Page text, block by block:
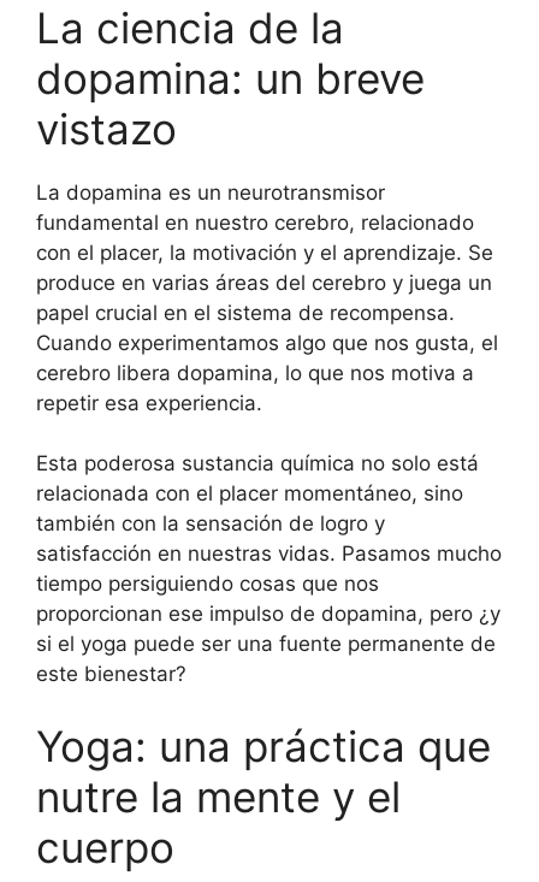
La ciencia de la
dopamina: un breve
vistazo
La dopamina es un neurotransmisor
fundamental en nuestro cerebro, relacionado
con el placer, la motivación y el aprendizaje. Se
produce en varias áreas del cerebro y juega un
papel crucial en el sistema de recompensa.
Cuando experimentamos algo que nos gusta, el
cerebro libera dopamina, lo que nos motiva a
repetir esa experiencia.
Esta poderosa sustancia química no solo está
relacionada con el placer momentáneo, sino
también con la sensación de logro y
satisfacción en nuestras vidas. Pasamos mucho
tiempo persiguiendo cosas que nos
proporcionan ese impulso de dopamina, pero ¿y
si el yoga puede ser una fuente permanente de
este bienestar?
Yoga: una práctica que
nutre la mente y el
cuerpo